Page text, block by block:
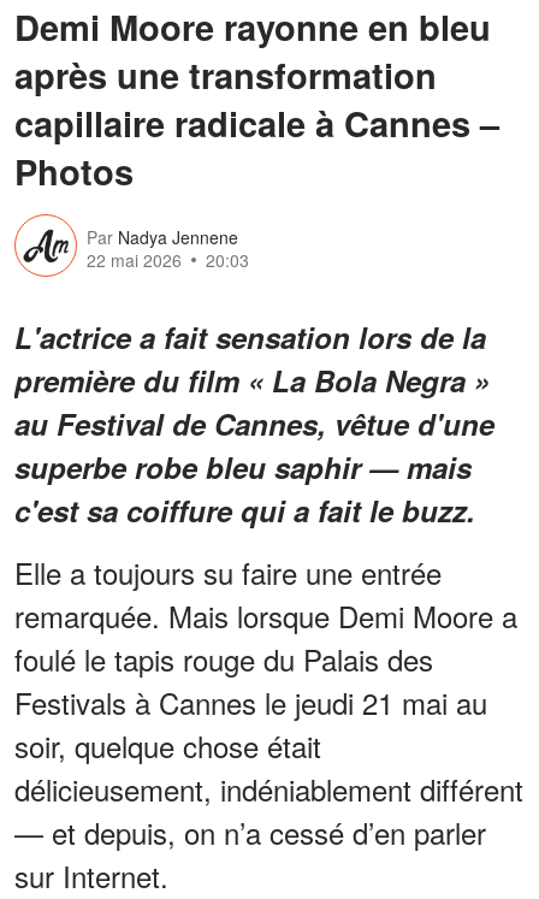
Demi Moore rayonne en bleu
après une transformation
capillaire radicale à Cannes –
Photos
Par Nadya Jennene
22 mai 2026
20:03
L'actrice a fait sensation lors de la
première du film « La Bola Negra »
au Festival de Cannes, vêtue d'une
superbe robe bleu saphir — mais
c'est sa coiffure qui a fait le buzz.
Elle a toujours su faire une entrée
remarquée. Mais lorsque Demi Moore a
foulé le tapis rouge du Palais des
Festivals à Cannes le jeudi 21 mai au
soir, quelque chose était
délicieusement, indéniablement différent
— et depuis, on n’a cessé d’en parler
sur Internet.